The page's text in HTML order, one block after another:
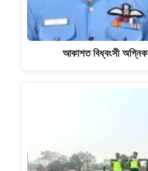
আকাশত বিধ্বংসী